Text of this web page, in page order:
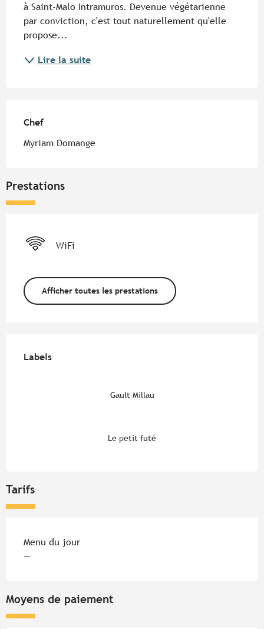
à Saint-Malo Intramuros. Devenue végétarienne
par conviction, c'est tout naturellement qu'elle
propose...
Lire la suite
Chef
Chef
Myriam Domange
Prestations
WiFi
Afficher toutes les prestations
Labels
Labels
Gault Millau
Le petit futé
Tarifs
Tarifs 2026
Menu du jour
—
Moyens de paiement